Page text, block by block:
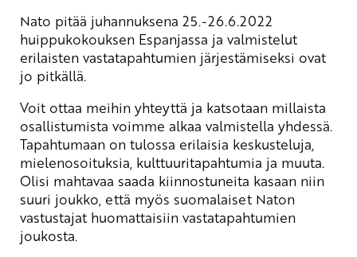
Nato pitää juhannuksena 25.-26.6.2022
huippukokouksen Espanjassa ja valmistelut
erilaisten vastatapahtumien järjestämiseksi ovat
jo pitkällä.
Voit ottaa meihin yhteyttä ja katsotaan millaista
osallistumista voimme alkaa valmistella yhdessä.
Tapahtumaan on tulossa erilaisia keskusteluja,
mielenosoituksia, kulttuuritapahtumia ja muuta.
Olisi mahtavaa saada kiinnostuneita kasaan niin
suuri joukko, että myös suomalaiset Naton
vastustajat huomattaisiin vastatapahtumien
joukosta.